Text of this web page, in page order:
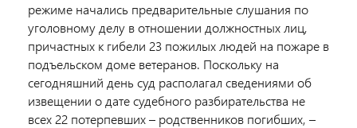
режиме начались предварительные слушания по
уголовному делу в отношении должностных лиц,
причастных к гибели 23 пожилых людей на пожаре в
подъельском доме ветеранов. Поскольку на
сегодняшний день суд располагал сведениями об
извещении о дате судебного разбирательства не
всех 22 потерпевших – родственников погибших, –